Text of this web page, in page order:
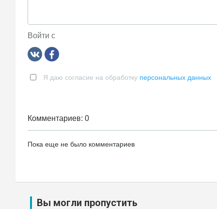
Войти с
Я даю согласие на обработку персональных данных
Комментариев: 0
Пока еще не было комментариев
Вы могли пропустить